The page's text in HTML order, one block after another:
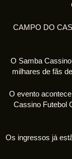
CAMPO DO
O Samba
milhares de fãs
O evento
Cassino Futebol
Os ingressos já